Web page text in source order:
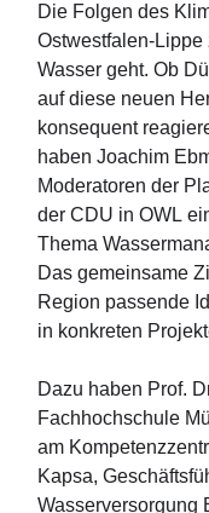
Die Folgen des
Ostwestfalen-
Wasser geht. Ob
auf diese neuen
konsequent
haben Joachim
Moderatoren der
der CDU in OWL
Thema
Das gemeinsame
Region passende
in konkreten
Dazu haben Prof.
Fachhochschule
am
Kapsa,
Wasserversorgung